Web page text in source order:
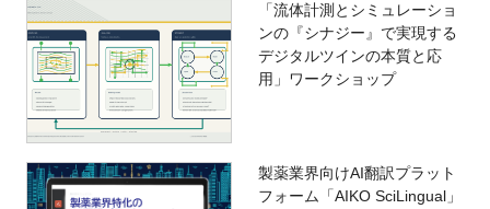
「流体計測とシミュレーショ
ンの『シナジー』で実現する
デジタルツインの本質と応
用」ワークショップ
製薬業界向けAI翻訳プラット
フォーム「AIKO SciLingual」